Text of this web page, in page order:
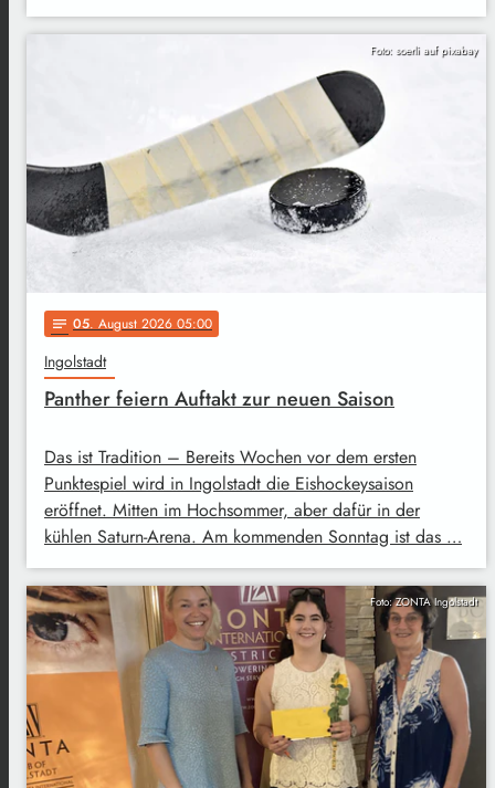
Foto: soerli auf pixabay
notes 05. August 2026 05:00
Ingolstadt
Panther feiern Auftakt zur neuen Saison
Das ist Tradition – Bereits Wochen vor dem ersten
Punktespiel wird in Ingolstadt die Eishockeysaison
eröffnet. Mitten im Hochsommer, aber dafür in der
kühlen Saturn-Arena. Am kommenden Sonntag ist das …
Foto: ZONTA Ingolstadt